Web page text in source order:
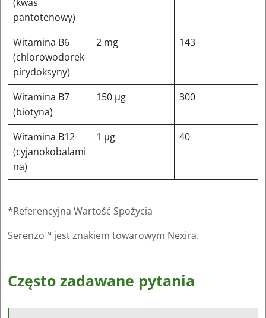
pantotenowy)
Witamina B6
(chlorowodorek
pirydoksyny)
2 mg 143
Witamina B7
(biotyna)
150 μg 300
Witamina B12
(cyjanokobalami
na)
1 μg 40
*Referencyjna Wartość Spożycia
Serenzo™ jest znakiem towarowym Nexira.
Często zadawane pytania